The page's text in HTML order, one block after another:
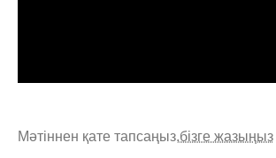
Мәтіннен қате тапсаңыз,бізге жазыңыз